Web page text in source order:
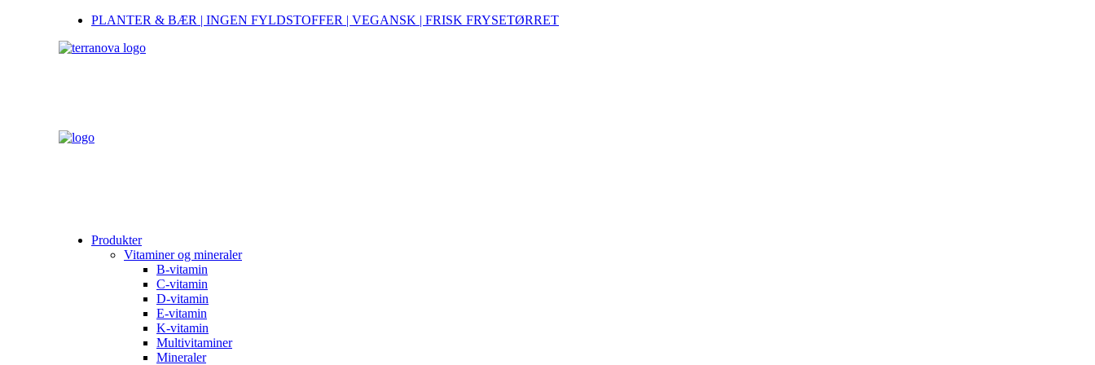
PLANTER & BÆR | INGEN FYLDSTOFFER | VEGANSK | FRISK FRYSETØRRET
Produkter
Vitaminer og mineraler
B-vitamin
C-vitamin
D-vitamin
E-vitamin
K-vitamin
Multivitaminer
Mineraler